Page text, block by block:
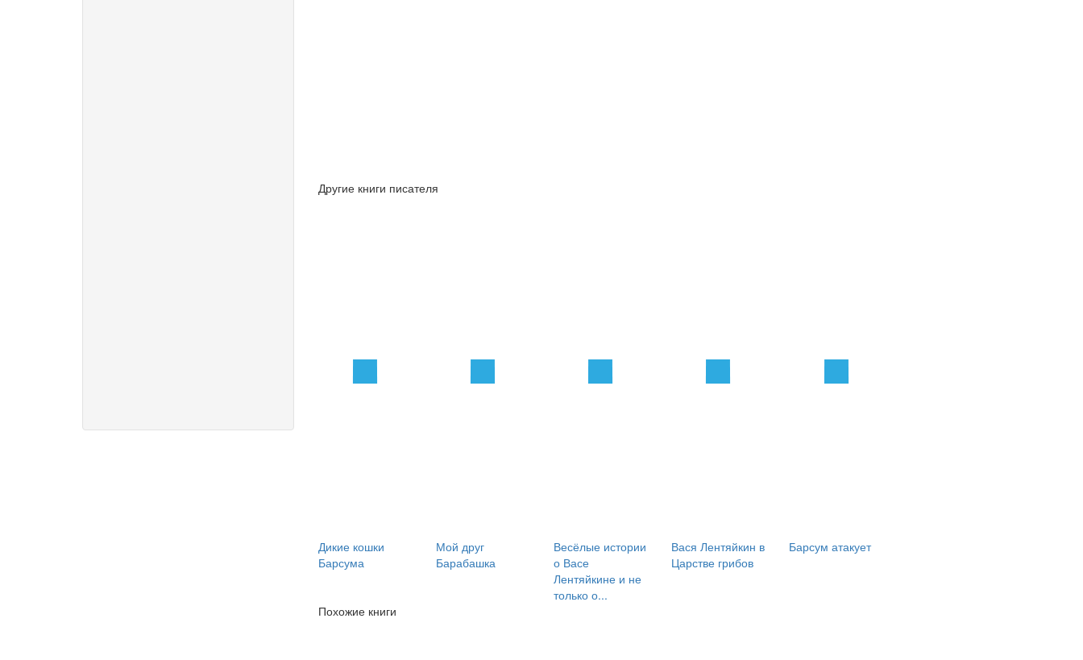
Другие книги писателя
Дикие кошки
Барсума
Мой друг
Барабашка
Весёлые истории
о Васе
Лентяйкине и не
только о...
Вася Лентяйкин в
Царстве грибов
Барсум атакует
Похожие книги